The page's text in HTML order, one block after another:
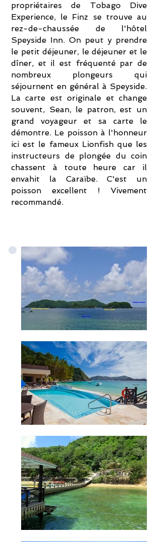
propriétaires de Tobago Dive
Experience, le Finz se trouve au
rez-de-chaussée de l'hôtel
Speyside Inn. On peut y prendre
le petit déjeuner, le déjeuner et le
dîner, et il est fréquenté par de
nombreux plongeurs qui
séjournent en général à Speyside.
La carte est originale et change
souvent, Sean, le patron, est un
grand voyageur et sa carte le
démontre. Le poisson à l'honneur
ici est le fameux Lionfish que les
instructeurs de plongée du coin
chassent à toute heure car il
envahit la Caraïbe. C'est un
poisson excellent ! Vivement
recommandé.
Plongée sous-marine